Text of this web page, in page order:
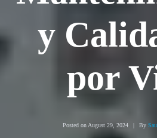
y
por
Posted on August 29, 2024 By